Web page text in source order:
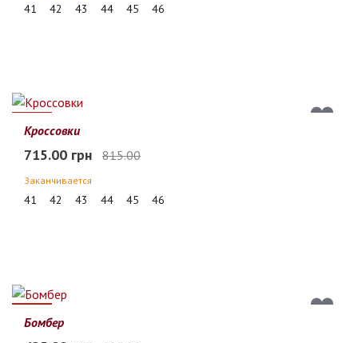
41 42 43 44 45 46
12%
Кроссовки
715.00 грн 815.00
Заканчивается
41 42 43 44 45 46
29%
Бомбер